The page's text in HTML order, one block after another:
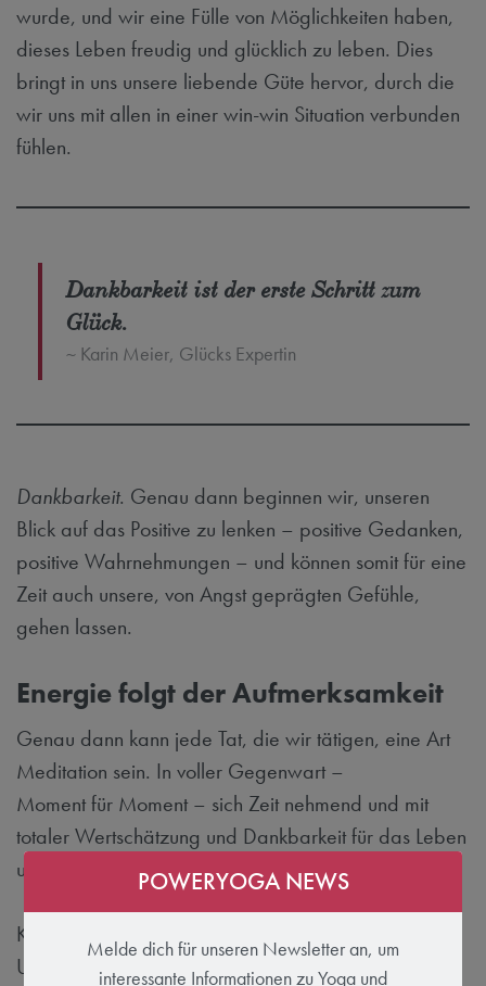
wurde, und wir eine Fülle von Möglichkeiten haben,
dieses Leben freudig und glücklich zu leben. Dies
bringt in uns unsere liebende Güte hervor, durch die
wir uns mit allen in einer win-win Situation verbunden
fühlen.
Dankbarkeit ist der erste Schritt zum
Glück.
Karin Meier, Glücks Expertin
Dankbarkeit. Genau dann beginnen wir, unseren
Blick auf das Positive zu lenken – positive Gedanken,
positive Wahrnehmungen – und können somit für eine
Zeit auch unsere, von Angst geprägten Gefühle,
gehen lassen.
Energie folgt der Aufmerksamkeit
Genau dann kann jede Tat, die wir tätigen, eine Art
Meditation sein. In voller Gegenwart –
Moment für Moment – sich Zeit nehmend und mit
totaler Wertschätzung und Dankbarkeit für das Leben
und dem was gerade ist.
Klingt eigentlich ganz einfach. Meinst du nicht auch?
Und genau das ist es –
einfach einfach.
POWERYOGA NEWS
Melde dich für unseren Newsletter an, um
interessante Informationen zu Yoga und